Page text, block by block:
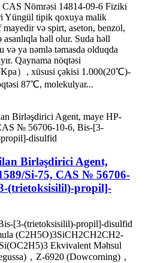
Nömrəsi 14814-09-6 Fiziki
Yüngül tipik qoxuya malik
mayedir və spirt, aseton, benzol,
asanlıqla həll olur. Suda həll
və ya nəmlə təmasda olduqda
Qaynama nöqtəsi
）, xüsusi çəkisi 1.000(20℃)-
87℃, molekulyar...
Birləşdirici Agent,
Si-75, CAS № 56706-
(trietoksisilil)-propil]-
[3-(trietoksisilil)-propil]-disulfid
(C2H5O)3SiCH2CH2CH2-
Ekvivalent Məhsul
，Z-6920 (Dowcorning)，